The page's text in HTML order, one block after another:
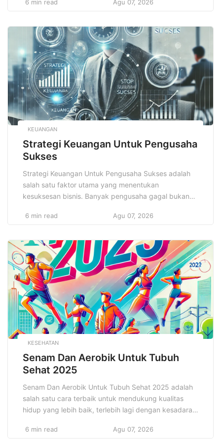
terstruktur. Rutinitas ini membentuk kebiasaan yang
diri. Dengan menjalankan rutinitas yang tepat, siswa
dapat mengatur waktu, meningkatkan fokus, dan
menjaga kesehatan mental serta fisik. […]
6 min read Agu 07, 2026
KEUANGAN
Strategi Keuangan Untuk Pengusaha
Sukses
Strategi Keuangan Untuk Pengusaha Sukses adalah
salah satu faktor utama yang menentukan
kesuksesan bisnis. Banyak pengusaha gagal bukan
melainkan karena manajemen keuangan yang buruk.
keuangan yang efektif adalah langkah penting bagi
pengusaha untuk memastikan pertumbuhan dan
keberlanjutan bisnis mereka. Ulasan ini […]
6 min read Agu 07, 2026
KESEHATAN
Senam Dan Aerobik Untuk Tubuh
Sehat 2025
Senam Dan Aerobik Untuk Tubuh Sehat 2025 adalah
salah satu cara terbaik untuk mendukung kualitas
hidup yang lebih baik, terlebih lagi dengan kesadaran
gaya hidup sehat. Senam dan aerobik adalah dua
6 min read Agu 07, 2026